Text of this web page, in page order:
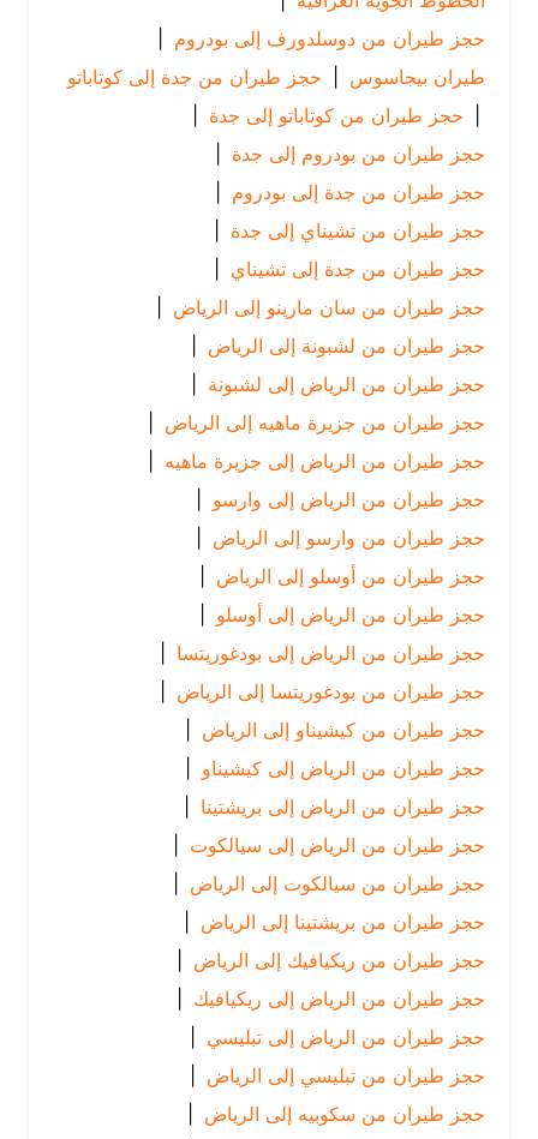
حجز طيران من دوسلدورف إلى بودروم |
طيران بيجاسوس | حجز طيران من جدة إلى كوتاباتو
حجز طيران من كوتاباتو إلى جدة
حجز طيران من بودروم إلى جدة
حجز طيران من جدة إلى بودروم |
حجز طيران من تشيناي إلى جدة
حجز طيران من جدة إلى تشيناي |
حجز طيران من سان مارينو إلى الرياض
|
حجز طيران من لشبونة إلى الرياض
|
حجز طيران من الرياض إلى لشبونة |
حجز طيران من جزيرة ماهيه إلى الرياض
|
حجز طيران من الرياض إلى جزيرة ماهيه |
حجز طيران من الرياض إلى وارسو
|
حجز طيران من وارسو إلى الرياض
|
حجز طيران من أوسلو إلى الرياض
|
حجز طيران من الرياض إلى أوسلو
|
حجز طيران من الرياض إلى بودغوريتسا
|
حجز طيران من بودغوريتسا إلى الرياض
|
حجز طيران من كيشيناو إلى الرياض
|
حجز طيران من الرياض إلى كيشيناو |
حجز طيران من الرياض إلى بريشتينا |
حجز طيران من الرياض إلى سيالكوت |
حجز طيران من سيالكوت إلى الرياض
|
حجز طيران من بريشتينا إلى الرياض
|
حجز طيران من ريكيافيك إلى الرياض
|
حجز طيران من الرياض إلى ريكيافيك |
حجز طيران من الرياض إلى تبليسي |
حجز طيران من تبليسي إلى الرياض
|
حجز طيران من سكوبيه إلى الرياض
|